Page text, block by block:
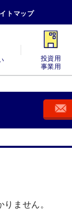
トマップ
投資用・事業用
ません。